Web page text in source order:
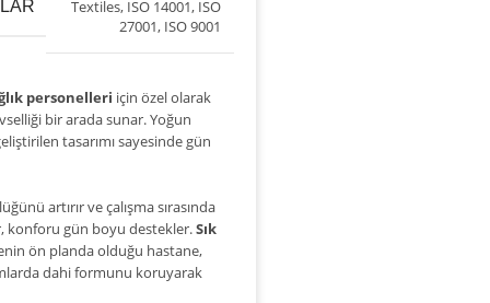
Textiles, ISO 14001, ISO
27001, ISO 9001
personelleri için özel olarak
bir arada sunar. Yoğun
tasarımı sayesinde gün
artırır ve çalışma sırasında
konforu gün boyu destekler.Sık
ön planda olduğu hastane,
dahi formunu koruyarak